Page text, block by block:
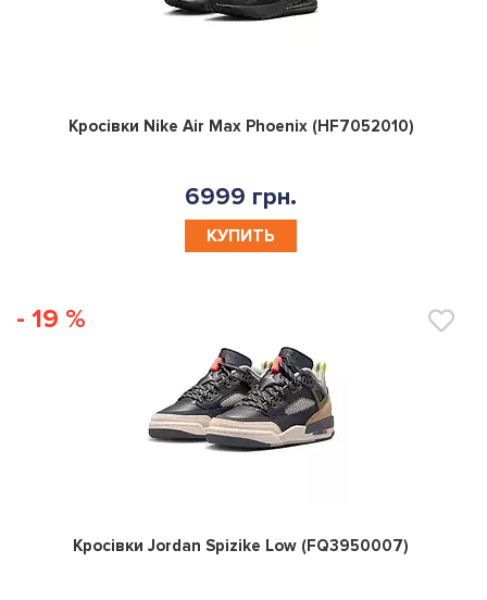
0
Кросівки Nike Air Max Phoenix (HF7052010)
6999 грн.
КУПИТЬ
- 19 %
0
Кросівки Jordan Spizike Low (FQ3950007)